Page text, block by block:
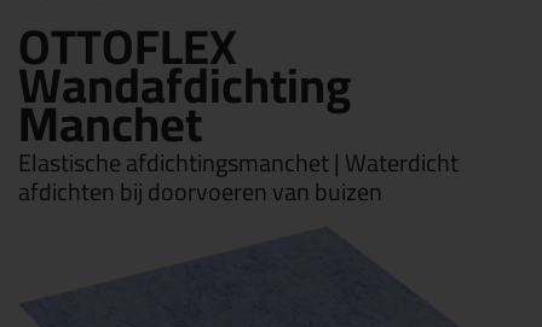
OTTOFLEX
Wandafdichting
Manchet
Elastische afdichtingsmanchet | Waterdicht
afdichten bij doorvoeren van buizen